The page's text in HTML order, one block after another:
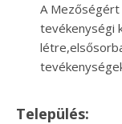
A
tevékenységi
Település: